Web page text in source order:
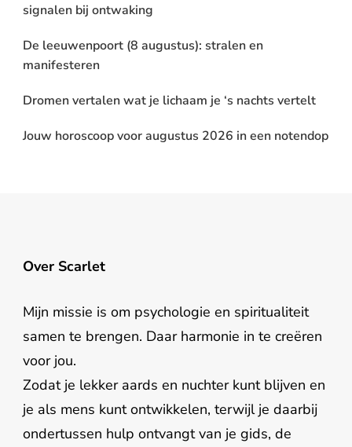
signalen bij ontwaking
De leeuwenpoort (8 augustus): stralen en
manifesteren
Dromen vertalen wat je lichaam je ‘s nachts vertelt
Jouw horoscoop voor augustus 2026 in een notendop
Over Scarlet
Mijn missie is om psychologie en spiritualiteit
samen te brengen. Daar harmonie in te creëren
voor jou.
Zodat je lekker aards en nuchter kunt blijven en
je als mens kunt ontwikkelen, terwijl je daarbij
ondertussen hulp ontvangt van je gids, de